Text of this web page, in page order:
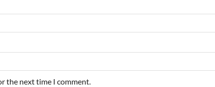
the next time I comment.